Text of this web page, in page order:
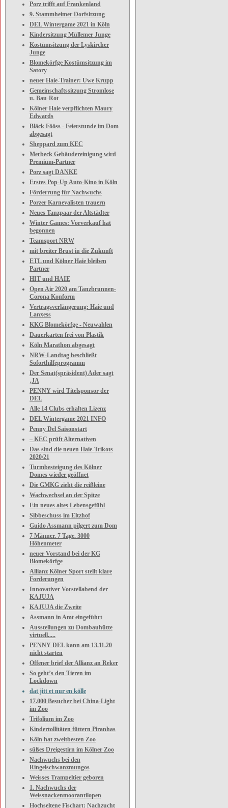
Porz trifft auf Frankenland
9. Stammheimer Dorfsitzung
DEL Wintergame 2021 in Köln
Kindersitzung Müllemer Junge
Kostümsitzung der Lyskircher
Junge
Blomekörfge Kostümsitzung im
Satory
neuer Haie-Trainer: Uwe Krupp
Gemeinschaftssitzung Stromlose
u. Bau-Rot
Kölner Haie verpflichten Maury
Edwards
Bläck Fööss - Feierstunde im Dom
abgesagt
Sheppard zum KEC
Merbeck Gebäudereinigung wird
Premium-Partner
Porz sagt DANKE
Erstes Pop-Up Auto-Kino in Köln
Förderrung für Nachwuchs
Porzer Karnevalisten trauern
Neues Tanzpaar der Altstädter
Winter Games: Vorverkauf hat
begonnen
Teamsport NRW
mit breiter Brust in die Zukunft
ETL und Kölner Haie bleiben
Partner
HIT und HAIE
Open Air 2020 am Tanzbrunnen-
Corona Konform
Vertragsverlängerung: Haie und
Lanxess
KKG Blomekörfge - Neuwahlen
Dauerkarten frei von Plastik
Köln Marathon abgesagt
NRW-Landtag beschließt
Soforthilfeprogramm
Der Senat(spräsident) Ader sagt
‚JA
PENNY wird Titelsponsor der
DEL
Alle 14 Clubs erhalten Lizenz
DEL Wintergame 2021 INFO
Penny Del Saisonstart
– KEC prüft Alternativen
Das sind die neuen Haie-Trikots
2020/21
Turmbesteigung des Kölner
Domes wieder geöffnet
Die GMKG zieht die reißleine
Wachwechsel an der Spitze
Ein neues altes Lebensgefühl
Sibbeschuss im Eltzhof
Guido Assmann pilgert zum Dom
7 Männer. 7 Tage. 3000
Höhenmeter
neuer Vorstand bei der KG
Blomekörfge
Allianz Kölner Sport stellt klare
Forderungen
Innovativer Vorstellabend der
KAJUJA
KAJUJA die Zweite
Assmann in Amt eingeführt
Ausstellungen zu Dombauhütte
virtuell.....
PENNY DEL kann am 13.11.20
nicht starten
Offener brief der Allianz an Reker
So geht’s den Tieren im
Lockdown
dat jitt et nur en kölle
17.000 Besucher bei China-Light
im Zoo
Trifolium im Zoo
Kindertollitäten füttern Piranhas
Köln hat zweitbesten Zoo
süßes Dreigestirn im Kölner Zoo
Nachwuchs bei den
Ringelschwanzmungos
Weisses Trampeltier geboren
1. Nachwuchs der
Weissnackenmoorantilopen
Hochseltene Fischart: Nachzucht